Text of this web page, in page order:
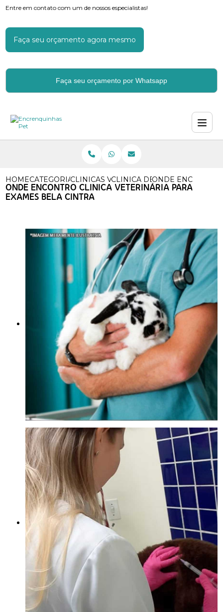
Entre em contato com um de nossos especialistas!
Faça seu orçamento agora mesmo
Faça seu orçamento por Whatsapp
HOMECATEGORIASCLINICAS VETERINARIAS
CLINICA DE VETERINARIA
ONDE ENCONTRO
ONDE ENCONTRO CLINICA VETERINÁRIA PARA
EXAMES BELA CINTRA